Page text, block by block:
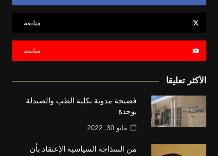
متابعة
متابعة
الأكثر تعليقا
فضيحة مدوية بكلية الطب والصيدلة
بوجدة
مايو 30, 2022
من السذاجة السياسية الإعتقاد بأن